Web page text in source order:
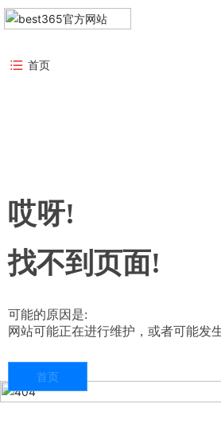
首页
哎呀!
找不到页面!
可能的原因是:
网站可能正在进行维护，或者可能发
首页